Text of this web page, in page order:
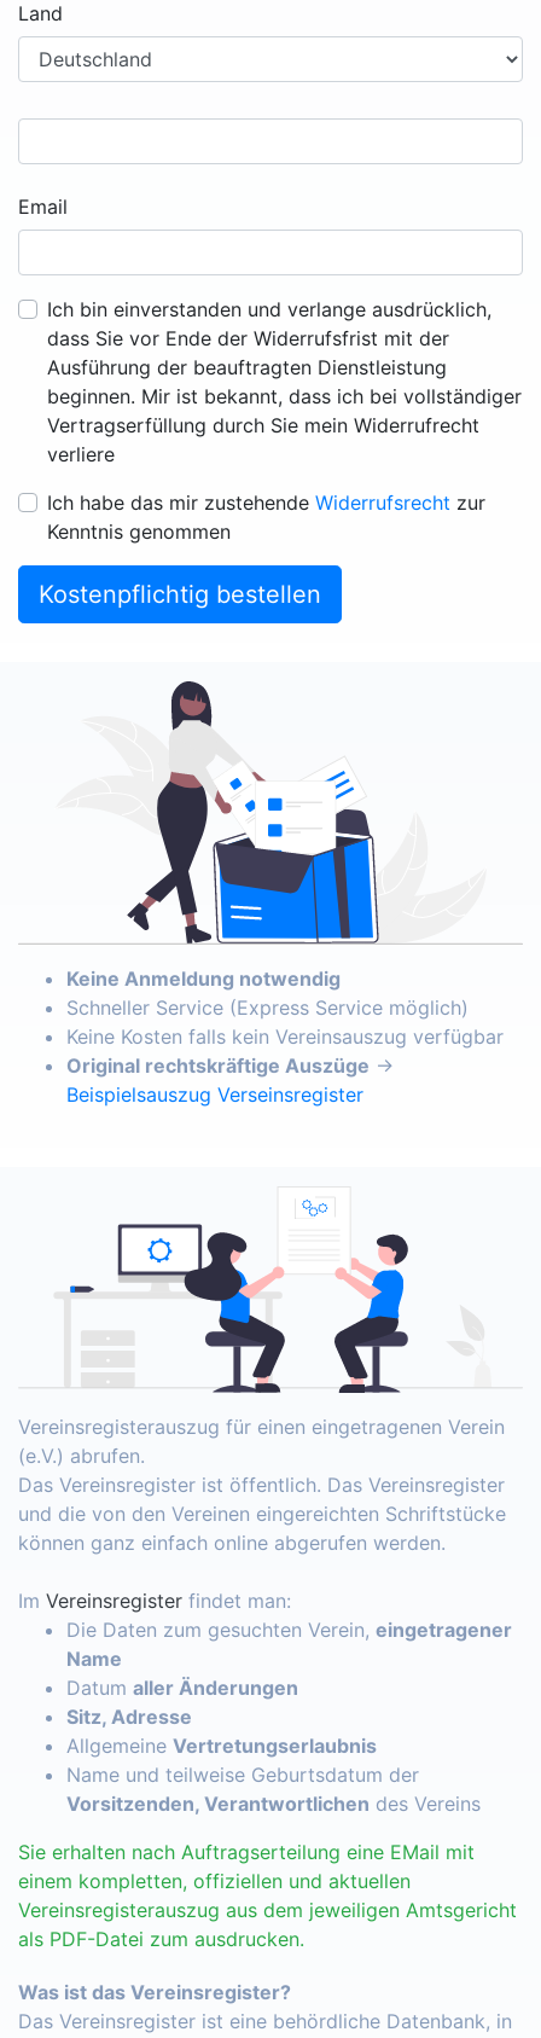
Land
Email
Ich bin einverstanden und verlange ausdrücklich,
dass Sie vor Ende der Widerrufsfrist mit der
Ausführung der beauftragten Dienstleistung
beginnen. Mir ist bekannt, dass ich bei vollständiger
Vertragserfüllung durch Sie mein Widerrufrecht
verliere
Ich habe das mir zustehende Widerrufsrecht zur
Kenntnis genommen
Kostenpflichtig bestellen
Keine Anmeldung notwendig
Schneller Service (Express Service möglich)
Keine Kosten falls kein Vereinsauszug verfügbar
Original rechtskräftige Auszüge →
Beispielsauszug Verseinsregister
Vereinsregisterauszug für einen eingetragenen Verein
(e.V.) abrufen.
Das Vereinsregister ist öffentlich. Das Vereinsregister
und die von den Vereinen eingereichten Schriftstücke
können ganz einfach online abgerufen werden.
Im Vereinsregister findet man:
Die Daten zum gesuchten Verein, eingetragener
Name
Datum aller Änderungen
Sitz, Adresse
Allgemeine Vertretungserlaubnis
Name und teilweise Geburtsdatum der
Vorsitzenden, Verantwortlichen des Vereins
Sie erhalten nach Auftragserteilung eine EMail mit
einem kompletten, offiziellen und aktuellen
Vereinsregisterauszug aus dem jeweiligen Amtsgericht
als PDF-Datei zum ausdrucken.
Was ist das Vereinsregister?
Das Vereinsregister ist eine behördliche Datenbank, in